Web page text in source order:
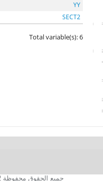
YY
SECT2
Total variable(s): 6
جميع الحقوق محفوظة 2012. الجهاز المركزي للتعبئة العامة والإحصاءات. لمزيد من الاستفسارات الفنية بخصوص الصفحة الالكترونية